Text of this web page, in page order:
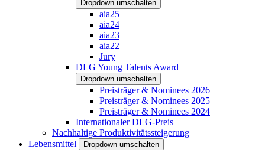
Dropdown umschalten
aia25
aia24
aia23
aia22
Jury
DLG Young Talents Award
Dropdown umschalten
Preisträger & Nominees 2026
Preisträger & Nominees 2025
Preisträger & Nominees 2024
Internationaler DLG-Preis
Nachhaltige Produktivitätssteigerung
Lebensmittel
Dropdown umschalten